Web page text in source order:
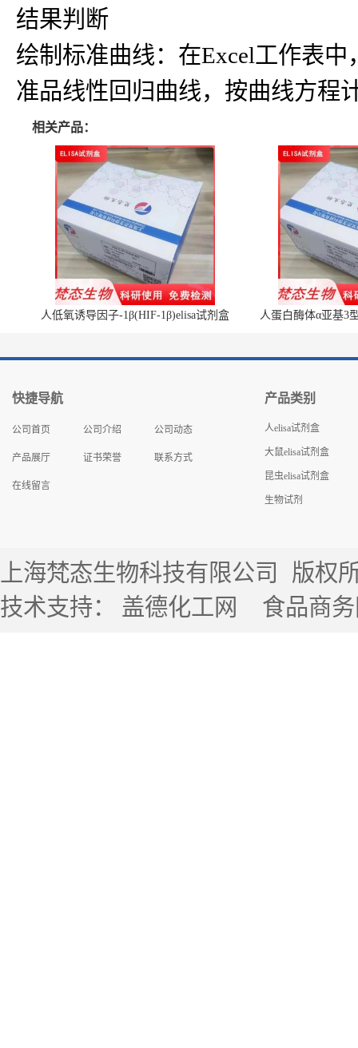
结果判断
绘制标准曲线：在Excel工作表
准品线性回归曲线，按曲线方程
相关产品：
人低氧诱导因子-1β(HIF-1β)elisa试剂盒 人蛋白酶体α亚基3
快捷导航
公司首页 公司介绍 公司动态
产品展厅 证书荣誉 联系方式
在线留言
产品类别
人elisa试剂盒
大鼠elisa试剂盒
昆虫elisa试剂盒
生物试剂
上海梵态生物科技有限公司
版权
技术支持： 盖德化工网 食品商